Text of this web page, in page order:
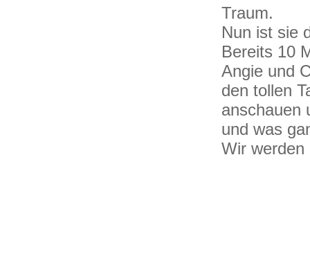
Traum.
Nun ist sie
Bereits 10
Angie und
den tollen
anschauen
und was
Wir